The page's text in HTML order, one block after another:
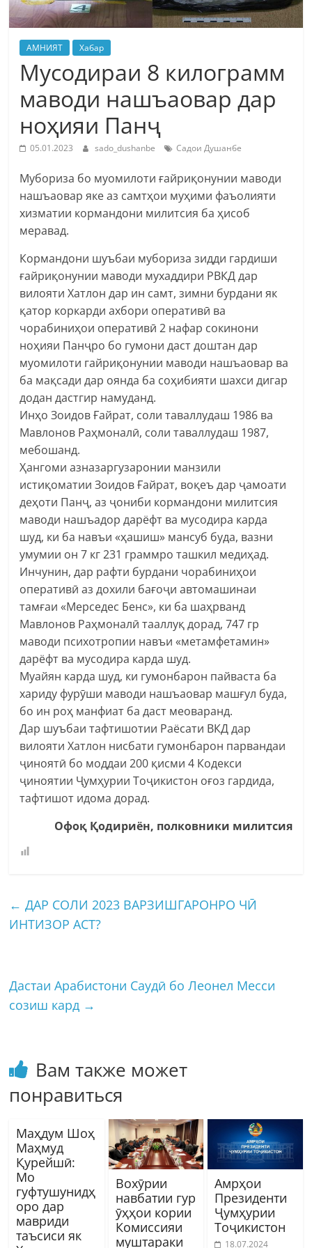
АМНИЯТ Хабар
Мусодираи 8 килограмм
маводи нашъаовар дар
ноҳияи Панҷ
05.01.2023 sado_dushanbe Садои Душанбе
Мубориза бо муомилоти ғайриқонунии маводи
нашъаовар яке аз самтҳои муҳими фаъолияти
хизматии кормандони милитсия ба ҳисоб
меравад.
Кормандони шуъбаи мубориза зидди гардиши
ғайриқонунии маводи мухаддири РВКД дар
вилояти Хатлон дар ин самт, зимни бурдани як
қатор коркарди ахбори оперативӣ ва
чорабиниҳои оперативӣ 2 нафар сокинони
ноҳияи Панҷро бо гумони даст доштан дар
муомилоти гайриқонунии маводи нашъаовар ва
ба мақсади дар оянда ба соҳибияти шахси дигар
додан дастгир намуданд.
Инҳо Зоидов Ғайрат, соли таваллудаш 1986 ва
Мавлонов Раҳмоналӣ, соли таваллудаш 1987,
мебошанд.
Ҳангоми азназаргузаронии манзили
истиқоматии Зоидов Ғайрат, воқеъ дар ҷамоати
деҳоти Панҷ, аз ҷониби кормандони милитсия
маводи нашъадор дарёфт ва мусодира карда
шуд, ки ба навъи «ҳашиш» мансуб буда, вазни
умумии он 7 кг 231 граммро ташкил медиҳад.
Инчунин, дар рафти бурдани чорабиниҳои
оперативӣ аз дохили бағоҷи автомашинаи
тамғаи «Мерседес Бенс», ки ба шаҳрванд
Мавлонов Раҳмоналӣ тааллуқ дорад, 747 гр
маводи психотропии навъи «метамфетамин»
дарёфт ва мусодира карда шуд.
Муайян карда шуд, ки гумонбарон пайваста ба
хариду фурӯши маводи нашъаовар машғул буда,
бо ин роҳ манфиат ба даст меоваранд.
Дар шуъбаи тафтишотии Раёсати ВКД дар
вилояти Хатлон нисбати гумонбарон парвандаи
ҷиноятӣ бо моддаи 200 қисми 4 Кодекси
ҷиноятии Ҷумҳурии Тоҷикистон оғоз гардида,
тафтишот идома дорад.
Офоқ Қодириён, полковники милитсия
← ДАР СОЛИ 2023 ВАРЗИШГАРОНРО ЧӢ
ИНТИЗОР АСТ?
Дастаи Арабистони Саудӣ бо Леонел Месси
созиш кард →
Вам также может
понравиться
Маҳдум Шоҳ
Маҳмуд
Қурейшӣ:
Мо
гуфтушунидҳ
оро дар
мавриди
таъсиси як
Вохӯрии
навбатии гур
ӯҳҳои кории
Комиссияи
муштараки
Амрҳои
Президенти
Ҷумҳурии
Тоҷикистон
18.07.2024